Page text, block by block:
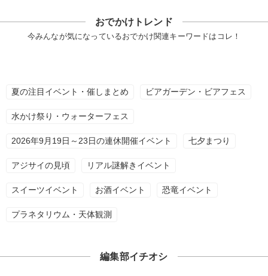
おでかけトレンド
今みんなが気になっているおでかけ関連キーワードはコレ！
夏の注目イベント・催しまとめ ビアガーデン・ビアフェス
水かけ祭り・ウォーターフェス
2026年9月19日～23日の連休開催イベント 七夕まつり
アジサイの見頃 リアル謎解きイベント
スイーツイベント お酒イベント 恐竜イベント
プラネタリウム・天体観測
編集部イチオシ